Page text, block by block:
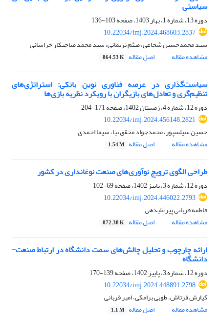
سیاستی
دوره 13، شماره 1، بهار 1403، صفحه
103-136
10.22034/imj.2024.468603.2837
سید محمدحسین شجاعی، میثم نریمانی، سید محمد صاحبکار خراسانی
مشاهده مقاله
اصل مقاله 864.53 K
سیاست‌گذاری در عرصه فناوری نوین بانکی: استراتژی‌های
تنظیم‌گری و تعادل‌های بازیگران با رویکرد نظریه بازی‌ها
دوره 12، شماره 4، زمستان 1402، صفحه
171-204
10.22034/imj.2024.456148.2821
حسین سیلسپور، محمدجواد محقق نیا، شیما احمدی
مشاهده مقاله
اصل مقاله 1.54 M
طراحی الگوی ترویج نوآوری‌های صنعت نوغانداری در کشور
دوره 12، شماره 3، پاییز 1402، صفحه
69-102
10.22034/imj.2024.446022.2793
فاطمه قربانی پیرعلیدهی
مشاهده مقاله
اصل مقاله 872.38 K
ارائه چارچوب و تحلیل چالش‌های سمت دانشگاه در ارتباط صنعت-
دانشگاه
دوره 12، شماره 3، پاییز 1402، صفحه
139-170
10.22034/imj.2024.448891.2798
کیارش فرتاش، طوبی برامکی، امیر قربانی
مشاهده مقاله
اصل مقاله 1.1 M